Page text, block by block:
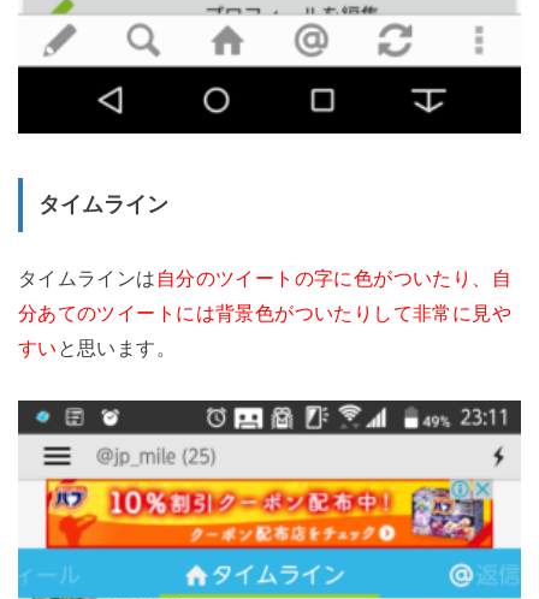
タイムライン
タイムラインは 自分のツイートの字に色がついたり、自
分あてのツイートには背景色がついたりして非常に見や
すい と思います。